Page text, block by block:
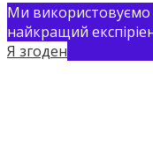
Ми
найкращий
Я згоден